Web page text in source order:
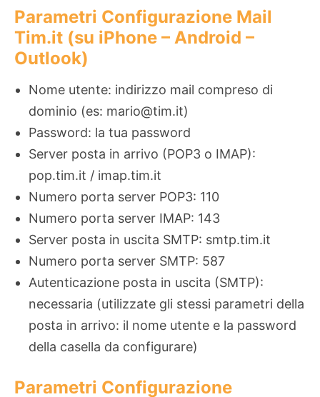
Parametri Configurazione Mail
Tim.it (su iPhone – Android –
Outlook)
Nome utente: indirizzo mail compreso di
dominio (es: mario@tim.it)
Password: la tua password
Server posta in arrivo (POP3 o IMAP):
pop.tim.it / imap.tim.it
Numero porta server POP3: 110
Numero porta server IMAP: 143
Server posta in uscita SMTP: smtp.tim.it
Numero porta server SMTP: 587
Autenticazione posta in uscita (SMTP):
necessaria (utilizzate gli stessi parametri della
posta in arrivo: il nome utente e la password
della casella da configurare)
Parametri Configurazione